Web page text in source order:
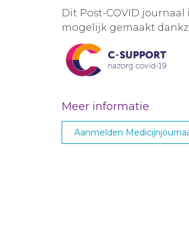
Dit Post-COVID
mogelijk gemaakt
Meer informatie
Aanmelden